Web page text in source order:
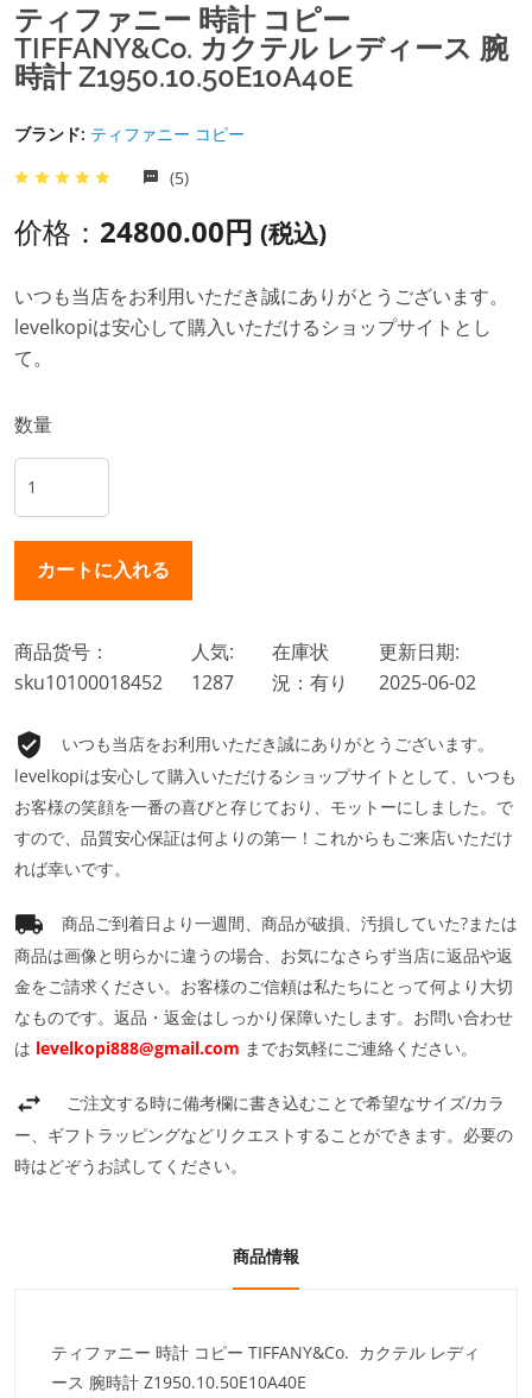
ティファニー 時計 コピー
TIFFANY&Co. カクテル レディース 腕
時計 Z1950.10.50E10A40E
ブランド: ティファニー コピー
(5)
价格： 24800.00円 (税込)
いつも当店をお利用いただき誠にありがとうございます。
levelkopiは安心して購入いただけるショップサイトとし
て。
数量
商品货号：
sku10100018452
人気:
1287
在庫状
況：有り
更新日期:
2025-06-02
いつも当店をお利用いただき誠にありがとうございます。
levelkopiは安心して購入いただけるショップサイトとして、いつも
お客様の笑顔を一番の喜びと存じており、モットーにしました。で
すので、品質安心保証は何よりの第一！これからもご来店いただけ
れば幸いです。
商品ご到着日より一週間、商品が破損、汚損していた?または
商品は画像と明らかに違うの場合、お気になさらず当店に返品や返
金をご請求ください。お客様のご信頼は私たちにとって何より大切
なものです。返品・返金はしっかり保障いたします。お問い合わせ
は levelkopi888@gmail.com までお気軽にご連絡ください。
ご注文する時に備考欄に書き込むことで希望なサイズ/カラ
ー、ギフトラッピングなどリクエストすることができます。必要の
時はどぞうお試してください。
商品情報
ティファニー 時計 コピー TIFFANY&Co. カクテル レディ
ース 腕時計 Z1950.10.50E10A40E